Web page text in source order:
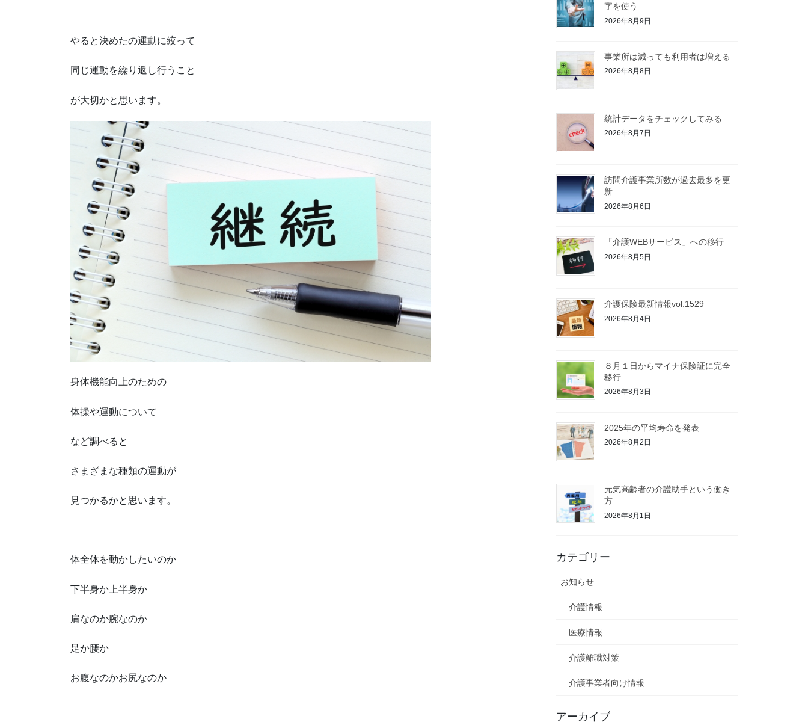
やると決めたの運動に絞って
同じ運動を繰り返し行うこと
が大切かと思います。
身体機能向上のための
体操や運動について
など調べると
さまざまな種類の運動が
見つかるかと思います。
体全体を動かしたいのか
下半身か上半身か
肩なのか腕なのか
足か腰か
お腹なのかお尻なのか
字を使う
2026年8月9日
事業所は減っても利用者は増える
2026年8月8日
統計データをチェックしてみる
2026年8月7日
訪問介護事業所数が過去最多を更
新
2026年8月6日
「介護WEBサービス」への移行
2026年8月5日
介護保険最新情報vol.1529
2026年8月4日
８月１日からマイナ保険証に完全
移行
2026年8月3日
2025年の平均寿命を発表
2026年8月2日
元気高齢者の介護助手という働き
方
2026年8月1日
カテゴリー
お知らせ
介護情報
医療情報
介護離職対策
介護事業者向け情報
アーカイブ